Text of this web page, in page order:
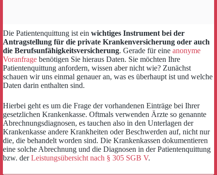
Die Patientenquittung ist ein wichtiges Instrument bei der
Antragstellung für die private Krankenversicherung oder auch
die Berufsunfähigkeitsversicherung. Gerade für eine anonyme
Voranfrage benötigen Sie hieraus Daten. Sie möchten Ihre
Patientenquittung anfordern, wissen aber nicht wie? Zunächst
schauen wir uns einmal genauer an, was es überhaupt ist und welche
Daten darin enthalten sind.
Hierbei geht es um die Frage der vorhandenen Einträge bei Ihrer
gesetzlichen Krankenkasse. Oftmals verwenden Ärzte so genannte
Abrechnungsdiagnosen, es tauchen also in den Unterlagen der
Krankenkasse andere Krankheiten oder Beschwerden auf, nicht nur
die, die behandelt worden sind. Die Krankenkassen dokumentieren
eine solche Abrechnung und die Diagnosen in der Patientenquittung
bzw. derLeistungsübersicht nach § 305 SGB V.